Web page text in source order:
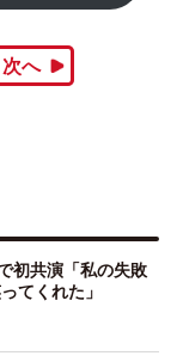
次へ
初共演「私の失敗
てくれた」